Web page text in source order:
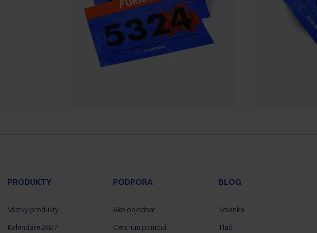
PRODUKTY
Všetky produkty
Kalendáre 2027
PODPORA
Ako objednať
Centrum pomoci
BLOG
Novinka
Tlač